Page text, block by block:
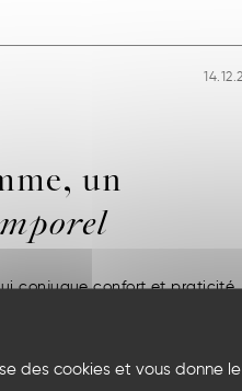
des cookies et vous donne
un
conjugue confort et praticité.
touche de caractère à vos
tout en restant légère